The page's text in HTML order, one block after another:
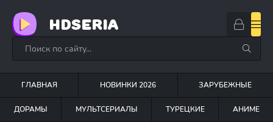
HDSERIA
ГЛАВНАЯ НОВИНКИ 2026 ЗАРУБЕЖНЫЕ
ДОРАМЫ МУЛЬТСЕРИАЛЫ ТУРЕЦКИЕ АНИМЕ